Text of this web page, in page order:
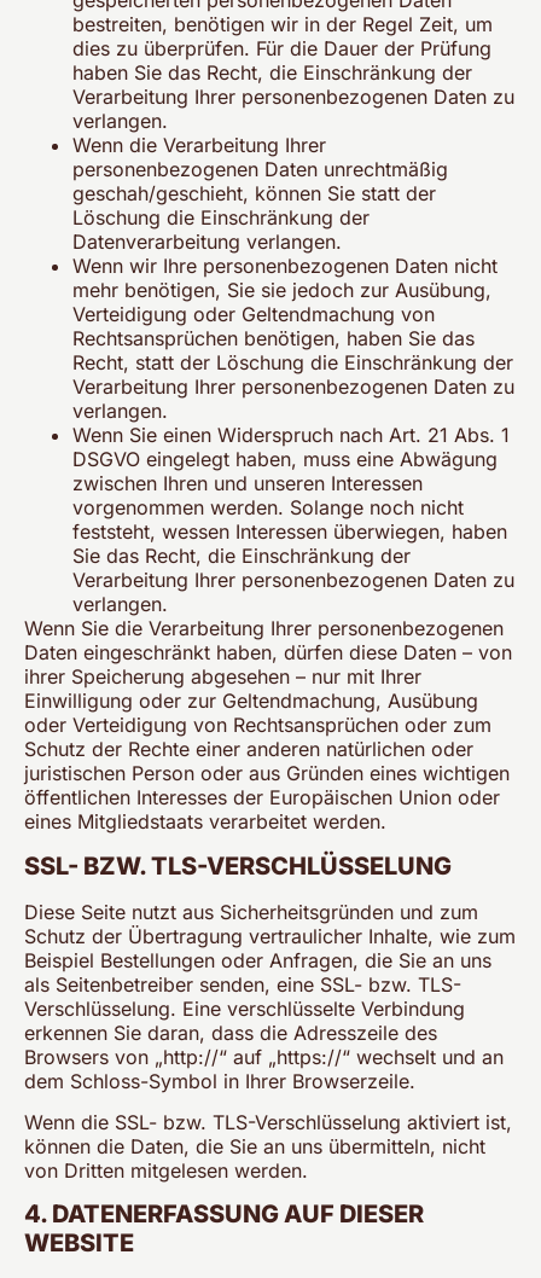
bestreiten, benötigen wir in der Regel Zeit, um
dies zu überprüfen. Für die Dauer der Prüfung
haben Sie das Recht, die Einschränkung der
Verarbeitung Ihrer personenbezogenen Daten zu
verlangen.
Wenn die Verarbeitung Ihrer
personenbezogenen Daten unrechtmäßig
geschah/geschieht, können Sie statt der
Löschung die Einschränkung der
Datenverarbeitung verlangen.
Wenn wir Ihre personenbezogenen Daten nicht
mehr benötigen, Sie sie jedoch zur Ausübung,
Verteidigung oder Geltendmachung von
Rechtsansprüchen benötigen, haben Sie das
Recht, statt der Löschung die Einschränkung der
Verarbeitung Ihrer personenbezogenen Daten zu
verlangen.
Wenn Sie einen Widerspruch nach Art. 21 Abs. 1
DSGVO eingelegt haben, muss eine Abwägung
zwischen Ihren und unseren Interessen
vorgenommen werden. Solange noch nicht
feststeht, wessen Interessen überwiegen, haben
Sie das Recht, die Einschränkung der
Verarbeitung Ihrer personenbezogenen Daten zu
verlangen.
Wenn Sie die Verarbeitung Ihrer personenbezogenen
Daten eingeschränkt haben, dürfen diese Daten – von
ihrer Speicherung abgesehen – nur mit Ihrer
Einwilligung oder zur Geltendmachung, Ausübung
oder Verteidigung von Rechtsansprüchen oder zum
Schutz der Rechte einer anderen natürlichen oder
juristischen Person oder aus Gründen eines wichtigen
öffentlichen Interesses der Europäischen Union oder
eines Mitgliedstaats verarbeitet werden.
SSL- BZW. TLS-VERSCHLÜSSELUNG
Diese Seite nutzt aus Sicherheitsgründen und zum
Schutz der Übertragung vertraulicher Inhalte, wie zum
Beispiel Bestellungen oder Anfragen, die Sie an uns
als Seitenbetreiber senden, eine SSL- bzw. TLS-
Verschlüsselung. Eine verschlüsselte Verbindung
erkennen Sie daran, dass die Adresszeile des
Browsers von „http://“ auf „https://“ wechselt und an
dem Schloss-Symbol in Ihrer Browserzeile.
Wenn die SSL- bzw. TLS-Verschlüsselung aktiviert ist,
können die Daten, die Sie an uns übermitteln, nicht
von Dritten mitgelesen werden.
4. DATENERFASSUNG AUF DIESER
WEBSITE